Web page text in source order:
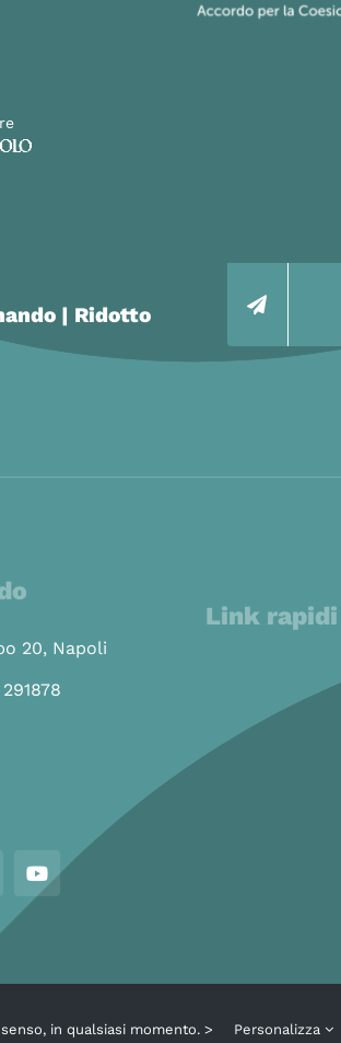
| Ridotto
20, Napoli
Link rapidi
in qualsiasi momento. > Personalizza